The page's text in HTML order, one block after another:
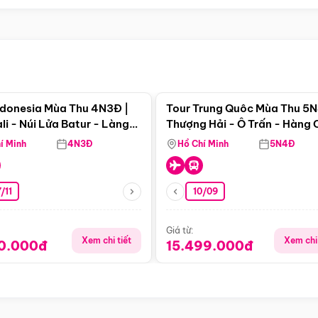
Mùa Thu 4N3Đ |
- Núi Lửa Batur - Làng
Minh 4N3Đ
11
Xem chi tiết
Tour Trung Quôc Mùa Thu
Thượng Hải - Ô Trấn - Hàng
(Tour Không Shopping)
Hồ Chí Minh 5N4Đ
10/09
Giá từ:
15.499.000đ Xem